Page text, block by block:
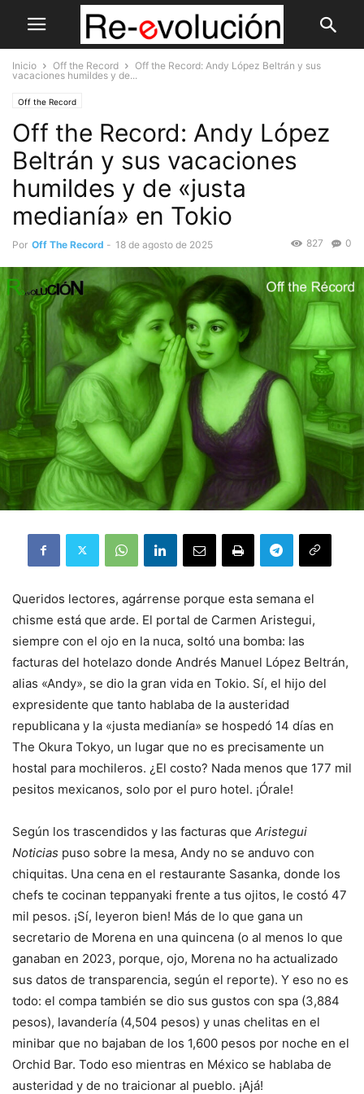
Inicio Off the Record
Off the Record: Andy López Beltrán y sus
vacaciones humildes y de...
Off the Record
Off the Record: Andy López
Beltrán y sus vacaciones
humildes y de «justa
medianía» en Tokio
Por Off The Record - 18 de agosto de 2025 0
827
Queridos lectores, agárrense porque esta semana el
chisme está que arde. El portal de Carmen Aristegui,
siempre con el ojo en la nuca, soltó una bomba: las
facturas del hotelazo donde Andrés Manuel López Beltrán,
alias «Andy», se dio la gran vida en Tokio. Sí, el hijo del
expresidente que tanto hablaba de la austeridad
republicana y la «justa medianía» se hospedó 14 días en
The Okura Tokyo, un lugar que no es precisamente un
hostal para mochileros. ¿El costo? Nada menos que 177 mil
pesitos mexicanos, solo por el puro hotel. ¡Órale!
Según los trascendidos y las facturas que Aristegui
Noticias puso sobre la mesa, Andy no se anduvo con
chiquitas. Una cena en el restaurante Sasanka, donde los
chefs te cocinan teppanyaki frente a tus ojitos, le costó 47
mil pesos. ¡Sí, leyeron bien! Más de lo que gana un
secretario de Morena en una quincena (o al menos lo que
ganaban en 2023, porque, ojo, Morena no ha actualizado
sus datos de transparencia, según el reporte). Y eso no es
todo: el compa también se dio sus gustos con spa (3,884
pesos), lavandería (4,504 pesos) y unas chelitas en el
minibar que no bajaban de los 1,600 pesos por noche en el
Orchid Bar. Todo eso mientras en México se hablaba de
austeridad y de no traicionar al pueblo. ¡Ajá!